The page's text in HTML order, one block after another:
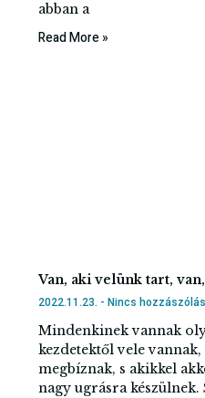
abban a
Read More »
Van, aki velünk tart,
2022.11.23. Nincs hozzászólás
Mindenkinek vannak
kezdetektől vele
megbíznak, s akikkel
nagy ugrásra